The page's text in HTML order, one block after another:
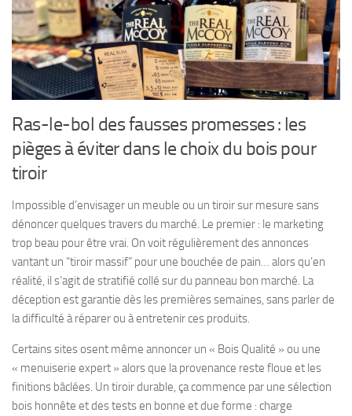
Ras-le-bol des fausses promesses : les
pièges à éviter dans le choix du bois pour
tiroir
Impossible d’envisager un meuble ou un tiroir sur mesure sans
dénoncer quelques travers du marché. Le premier : le marketing
trop beau pour être vrai. On voit régulièrement des annonces
vantant un “tiroir massif” pour une bouchée de pain… alors qu’en
réalité, il s’agit de stratifié collé sur du panneau bon marché. La
déception est garantie dès les premières semaines, sans parler de
la difficulté à réparer ou à entretenir ces produits.
Certains sites osent même annoncer un « Bois Qualité » ou une
« menuiserie expert » alors que la provenance reste floue et les
finitions bâclées. Un tiroir durable, ça commence par une sélection
bois honnête et des tests en bonne et due forme : charge